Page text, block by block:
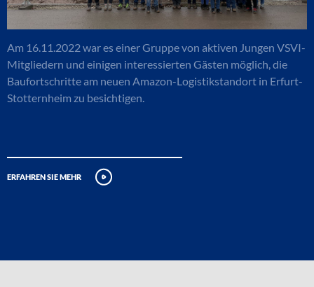
Am 16.11.2022 war es einer Gruppe von aktiven Jungen VSVI-
Mitgliedern und einigen interessierten Gästen möglich, die
Baufortschritte am neuen Amazon-Logistikstandort in Erfurt-
Stotternheim zu besichtigen.
erfahren sie mehr